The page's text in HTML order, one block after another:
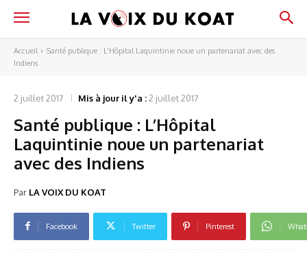
Accueil
Santé publique : L’Hôpital Laquintinie noue un partenariat avec des
Indiens
2 juillet 2017 Mis à jour il y'a :2 juillet 2017
Santé publique : L’Hôpital
Laquintinie noue un partenariat
avec des Indiens
Par LA VOIX DU KOAT
Facebook Twitter Pinterest